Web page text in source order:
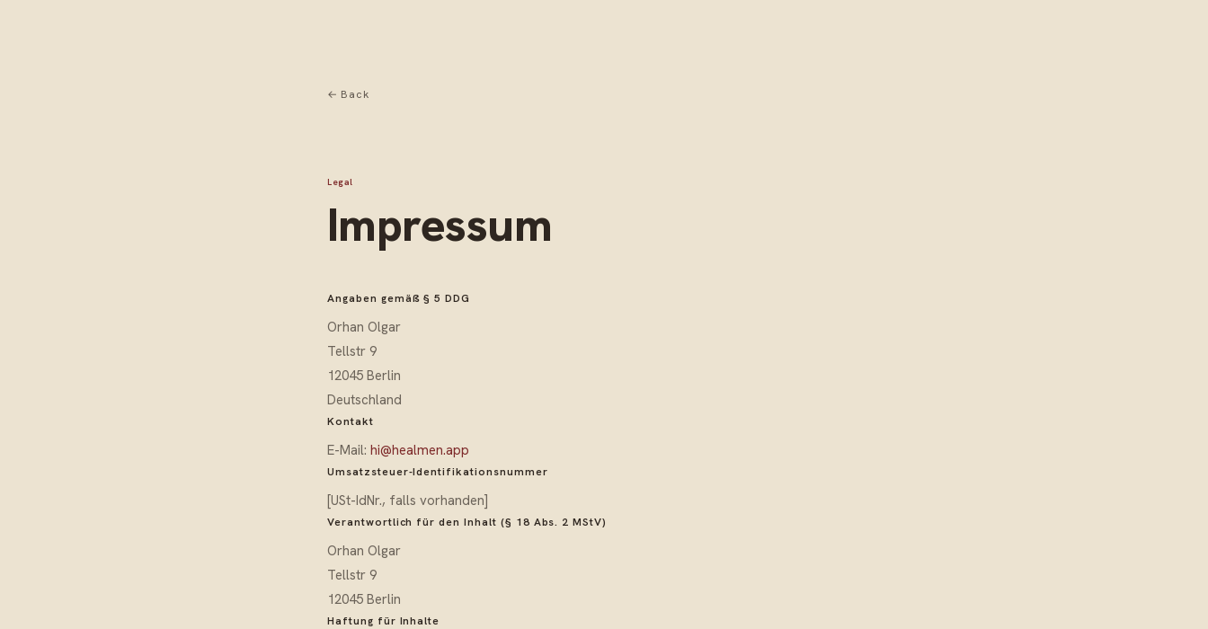
← Back
Legal
Impressum
Angaben gemäß § 5 DDG
Orhan Olgar
Tellstr 9
12045 Berlin
Deutschland
Kontakt
E-Mail: hi@healmen.app
Umsatzsteuer-Identifikationsnummer
[USt-IdNr., falls vorhanden]
Verantwortlich für den Inhalt (§ 18 Abs. 2 MStV)
Orhan Olgar
Tellstr 9
12045 Berlin
Haftung für Inhalte